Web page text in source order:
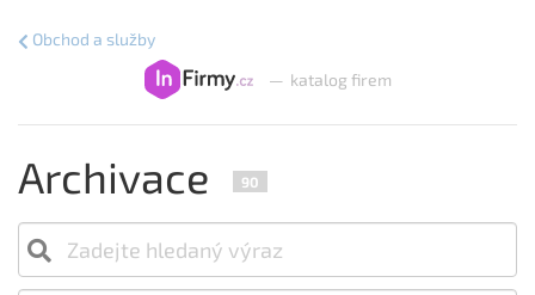
— katalog firem
Obchod a služby
Archivace 90